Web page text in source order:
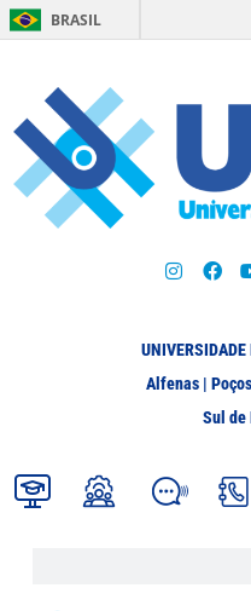
BRASIL
UNIVERSIDADE
Alfenas |
Sul de